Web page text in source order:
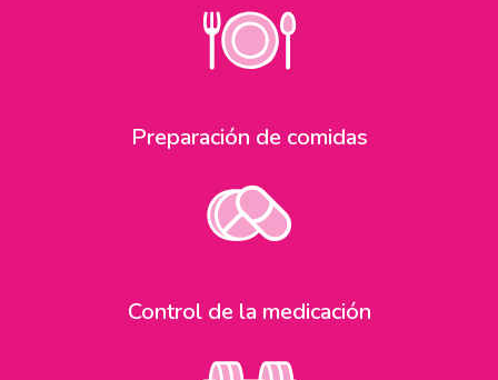
Preparación de comidas
Control de la medicación